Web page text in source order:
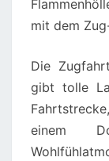
mit dem
Die
gibt tolle
einem